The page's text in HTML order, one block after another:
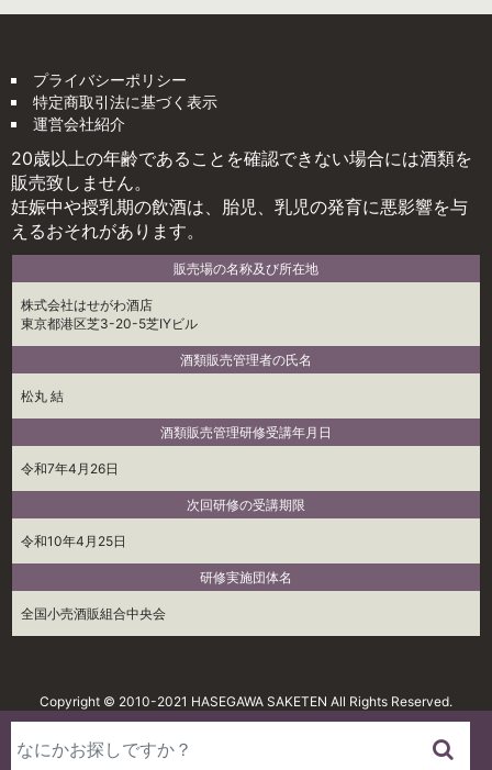
プライバシーポリシー
特定商取引法に基づく表示
運営会社紹介
20歳以上の年齢であることを確認できない場合には酒類を
販売致しません。
妊娠中や授乳期の飲酒は、胎児、乳児の発育に悪影響を与
えるおそれがあります。
販売場の名称及び所在地
株式会社はせがわ酒店
東京都港区芝3-20-5芝IYビル
酒類販売管理者の氏名
松丸 結
酒類販売管理研修受講年月日
令和7年4月26日
次回研修の受講期限
令和10年4月25日
研修実施団体名
全国小売酒販組合中央会
Copyright © 2010-2021 HASEGAWA SAKETEN All Rights Reserved.